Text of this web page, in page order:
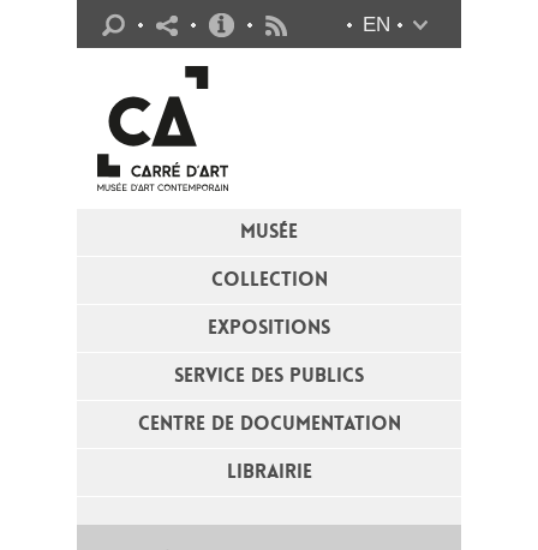
MUSÉE
COLLECTION
EXPOSITIONS
SERVICE DES PUBLICS
CENTRE DE DOCUMENTATION
LIBRAIRIE
EN
Infos pratiques